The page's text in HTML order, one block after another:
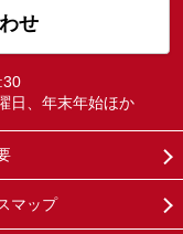
せ
日、年末年始ほか
マップ